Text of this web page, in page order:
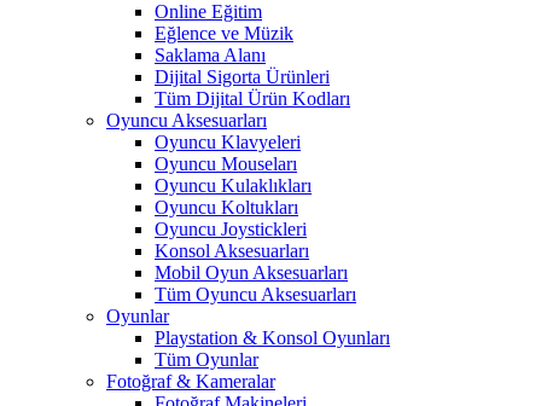
Online Eğitim
Eğlence ve Müzik
Saklama Alanı
Dijital Sigorta Ürünleri
Tüm Dijital Ürün Kodları
Oyuncu Aksesuarları
Oyuncu Klavyeleri
Oyuncu Mouseları
Oyuncu Kulaklıkları
Oyuncu Koltukları
Oyuncu Joystickleri
Konsol Aksesuarları
Mobil Oyun Aksesuarları
Tüm Oyuncu Aksesuarları
Oyunlar
Playstation & Konsol Oyunları
Tüm Oyunlar
Fotoğraf & Kameralar